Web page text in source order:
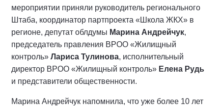
мероприятии приняли руководитель регионального
Штаба, координатор партпроекта «Школа ЖКХ» в
регионе, депутат облдумы Марина Андрейчук,
председатель правления ВРОО «Жилищный
контроль» Лариса Тулинова, исполнительный
директор ВРОО «Жилищный контроль» Елена Рудь
и представители общественности.
Марина Андрейчук напомнила, что уже более 10 лет